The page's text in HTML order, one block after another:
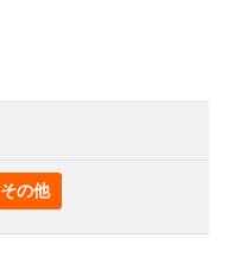
その他